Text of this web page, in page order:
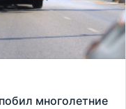
многолетние